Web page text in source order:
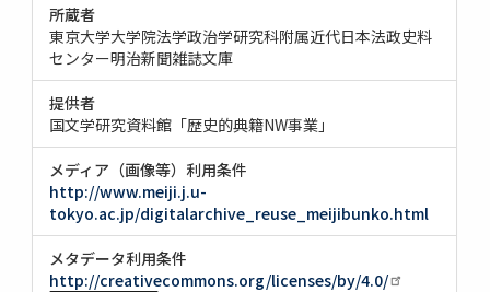
所蔵者
東京大学大学院法学政治学研究科附属近代日本法政史料
センター明治新聞雑誌文庫
提供者
国文学研究資料館「歴史的典籍NW事業」
メディア（画像等）利用条件
http://www.meiji.j.u-
tokyo.ac.jp/digitalarchive_reuse_meijibunko.html
メタデータ利用条件
http://creativecommons.org/licenses/by/4.0/